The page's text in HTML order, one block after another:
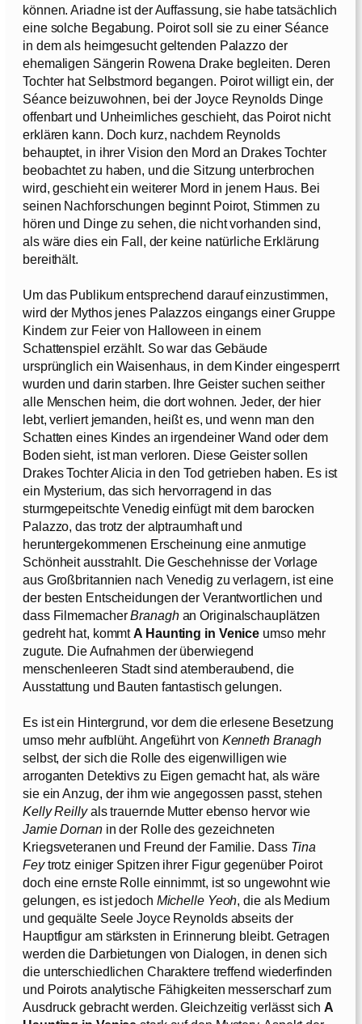
können. Ariadne ist der Auffassung, sie habe tatsächlich
eine solche Begabung. Poirot soll sie zu einer Séance
in dem als heimgesucht geltenden Palazzo der
ehemaligen Sängerin Rowena Drake begleiten. Deren
Tochter hat Selbstmord begangen. Poirot willigt ein, der
Séance beizuwohnen, bei der Joyce Reynolds Dinge
offenbart und Unheimliches geschieht, das Poirot nicht
erklären kann. Doch kurz, nachdem Reynolds
behauptet, in ihrer Vision den Mord an Drakes Tochter
beobachtet zu haben, und die Sitzung unterbrochen
wird, geschieht ein weiterer Mord in jenem Haus. Bei
seinen Nachforschungen beginnt Poirot, Stimmen zu
hören und Dinge zu sehen, die nicht vorhanden sind,
als wäre dies ein Fall, der keine natürliche Erklärung
bereithält.
Um das Publikum entsprechend darauf einzustimmen,
wird der Mythos jenes Palazzos eingangs einer Gruppe
Kindern zur Feier von Halloween in einem
Schattenspiel erzählt. So war das Gebäude
ursprünglich ein Waisenhaus, in dem Kinder eingesperrt
wurden und darin starben. Ihre Geister suchen seither
alle Menschen heim, die dort wohnen. Jeder, der hier
lebt, verliert jemanden, heißt es, und wenn man den
Schatten eines Kindes an irgendeiner Wand oder dem
Boden sieht, ist man verloren. Diese Geister sollen
Drakes Tochter Alicia in den Tod getrieben haben. Es ist
ein Mysterium, das sich hervorragend in das
sturmgepeitschte Venedig einfügt mit dem barocken
Palazzo, das trotz der alptraumhaft und
heruntergekommenen Erscheinung eine anmutige
Schönheit ausstrahlt. Die Geschehnisse der Vorlage
aus Großbritannien nach Venedig zu verlagern, ist eine
der besten Entscheidungen der Verantwortlichen und
dass FilmemacherBranagh an Originalschauplätzen
gedreht hat, kommtA Haunting in Venice umso mehr
zugute. Die Aufnahmen der überwiegend
menschenleeren Stadt sind atemberaubend, die
Ausstattung und Bauten fantastisch gelungen.
Es ist ein Hintergrund, vor dem die erlesene Besetzung
umso mehr aufblüht. Angeführt von Kenneth Branagh
selbst, der sich die Rolle des eigenwilligen wie
arroganten Detektivs zu Eigen gemacht hat, als wäre
sie ein Anzug, der ihm wie angegossen passt, stehen
Kelly Reillyals trauernde Mutter ebenso hervor wie
Jamie Dornanin der Rolle des gezeichneten
Kriegsveteranen und Freund der Familie. Dass Tina
Feytrotz einiger Spitzen ihrer Figur gegenüber Poirot
doch eine ernste Rolle einnimmt, ist so ungewohnt wie
gelungen, es ist jedoch Michelle Yeoh, die als Medium
und gequälte Seele Joyce Reynolds abseits der
Hauptfigur am stärksten in Erinnerung bleibt. Getragen
werden die Darbietungen von Dialogen, in denen sich
die unterschiedlichen Charaktere treffend wiederfinden
und Poirots analytische Fähigkeiten messerscharf zum
Ausdruck gebracht werden. Gleichzeitig verlässt sich A